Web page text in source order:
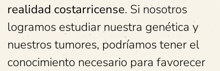
realidad costarricense. Si nosotros
logramos estudiar nuestra genética y
nuestros tumores, podríamos tener el
conocimiento necesario para favorecer